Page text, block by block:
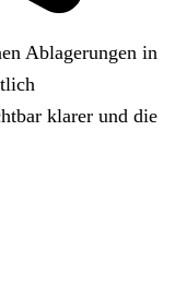
Ablagerungen in
klarer und die